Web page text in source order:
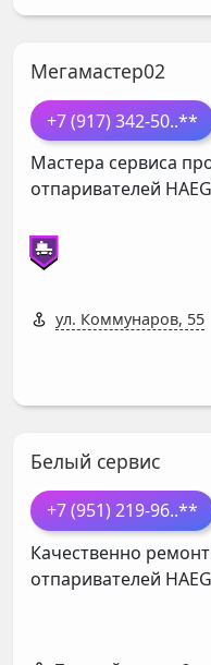
Мегамастер02
+7 (917) 342-50..**
Мастера сервиса
отпаривателей
ул. Коммунаров, 55
Белый сервис
+7 (951) 219-96..**
Качественно
отпаривателей